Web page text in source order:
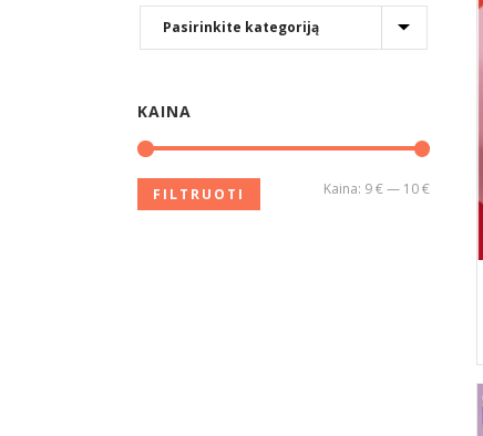
KAINA
FILTRUOTI Kaina: 9 €— 10 €